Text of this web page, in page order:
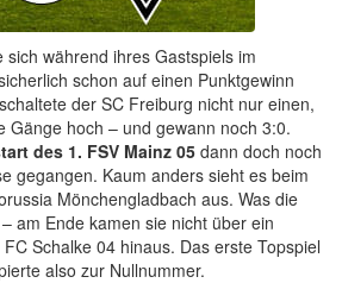
sich während ihres Gastspiels im
schon auf einen Punktgewinn
der SC Freiburg nicht nur einen,
Gänge hoch – und gewann noch 3:0.
des 1. FSV Mainz 05 dann doch noch
gegangen. Kaum anders sieht es beim
Mönchengladbach aus. Was die
am Ende kamen sie nicht über ein
Schalke 04 hinaus. Das erste Topspiel
also zur Nullnummer.